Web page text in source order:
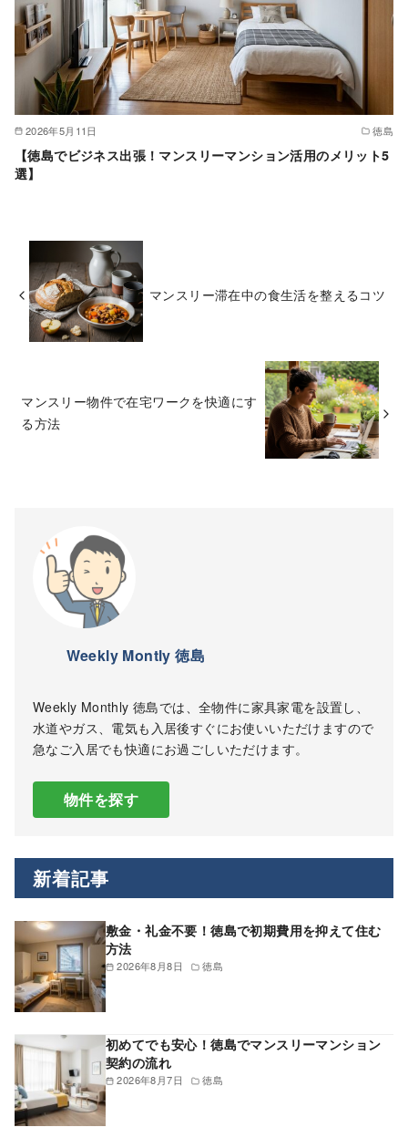
2026年5月11日 徳島
【徳島でビジネス出張！マンスリーマンション活用のメリット5
選】
マンスリー滞在中の食生活を整えるコツ
マンスリー物件で在宅ワークを快適にす
る方法
Weekly Montly 徳島
Weekly Monthly 徳島では、全物件に家具家電を設置し、
水道やガス、電気も入居後すぐにお使いいただけますので
急なご入居でも快適にお過ごしいただけます。
物件を探す
新着記事
2026年8月8日 徳島
敷金・礼金不要！徳島で初期費用を抑えて住む
方法
2026年8月7日 徳島
初めてでも安心！徳島でマンスリーマンション
契約の流れ